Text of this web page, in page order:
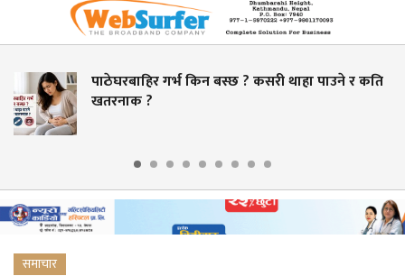
गर्भ किन बस्छ ? कसरी थाहा पाउने र कति
?
समाचार